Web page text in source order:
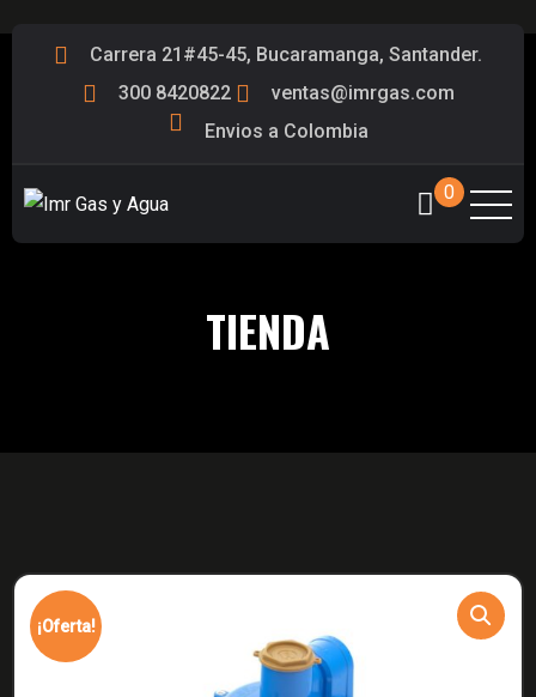
Carrera 21#45-45, Bucaramanga, Santander.
300 8420822
ventas@imrgas.com
Envios a Colombia
0
TIENDA
¡Oferta!